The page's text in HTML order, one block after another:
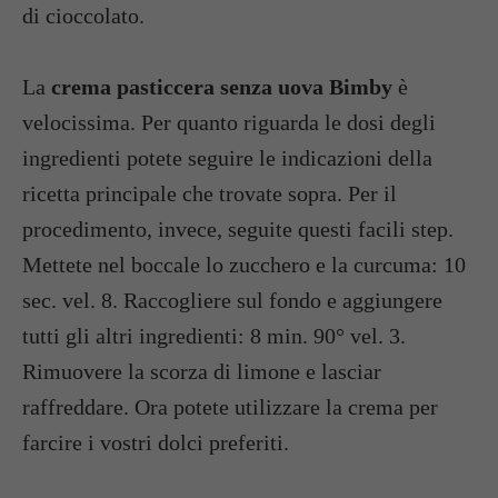
di cioccolato.
La crema pasticcera senza uova Bimby è
velocissima. Per quanto riguarda le dosi degli
ingredienti potete seguire le indicazioni della
ricetta principale che trovate sopra. Per il
procedimento, invece, seguite questi facili step.
Mettete nel boccale lo zucchero e la curcuma: 10
sec. vel. 8. Raccogliere sul fondo e aggiungere
tutti gli altri ingredienti: 8 min. 90° vel. 3.
Rimuovere la scorza di limone e lasciar
raffreddare. Ora potete utilizzare la crema per
farcire i vostri dolci preferiti.